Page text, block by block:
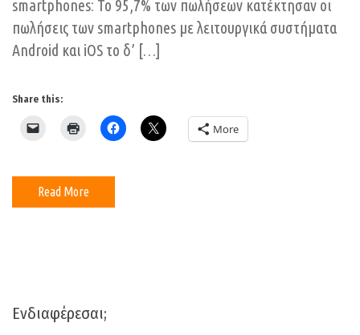
smartphones: Το 95,7% των πωλήσεων κατέκτησαν οι
πωλήσεις των smartphones με λειτουργικά συστήματα
Android και iOS το δ’ […]
Share this:
More
Read More
Ενδιαφέρεσαι;